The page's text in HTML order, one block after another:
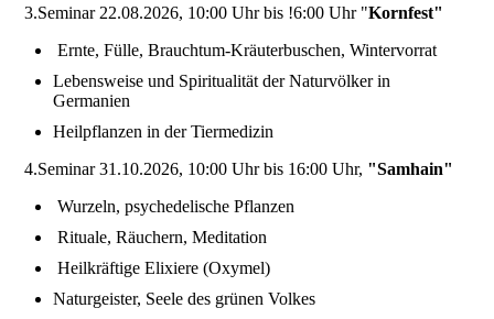
3.Seminar 22.08.2026, 10:00 Uhr bis !6:00 Uhr "Kornfest"
Ernte, Fülle, Brauchtum-Kräuterbuschen, Wintervorrat
Lebensweise und Spiritualität der Naturvölker in
Germanien
Heilpflanzen in der Tiermedizin
4.Seminar 31.10.2026, 10:00 Uhr bis 16:00 Uhr, "Samhain"
Wurzeln, psychedelische Pflanzen
Rituale, Räuchern, Meditation
Heilkräftige Elixiere (Oxymel)
Naturgeister, Seele des grünen Volkes